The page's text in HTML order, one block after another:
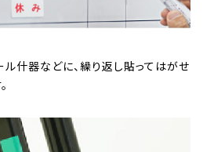
ル什器などに、繰り返し貼ってはがせ